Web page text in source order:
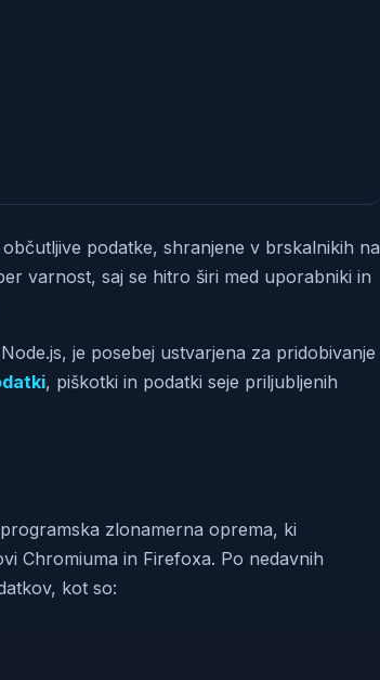
podatke, shranjene v brskalnikih na
varnost, saj se hitro širi med uporabniki in
je posebej ustvarjena za pridobivanje
, piškotki in podatki seje priljubljenih
zlonamerna oprema, ki
Chromiuma in Firefoxa. Po nedavnih
kot so: